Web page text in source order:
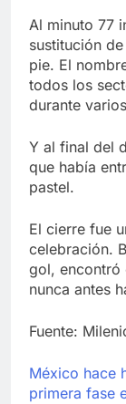
Al minuto 77
sustitución
pie. El
todos los
durante
Y al final del
que había
pastel.
El cierre fue
celebración.
gol, encontró
nunca antes
Fuente:
México hace
primera fase